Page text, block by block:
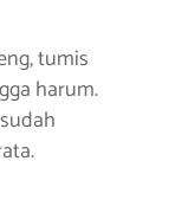
tumis
harum.